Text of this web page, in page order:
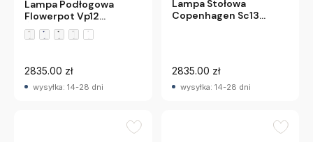
Lampa Podłogowa
Flowerpot Vp12
Śliwkowa Andtradition
2835.00 zł
wysyłka: 14-28 dni
Lampa Stołowa
Copenhagen Sc13
2835.00 zł
wysyłka: 14-28 dni